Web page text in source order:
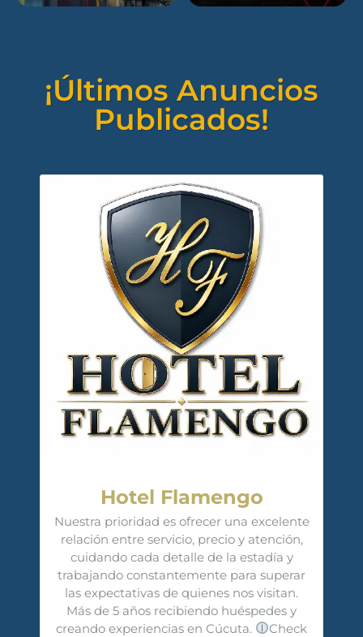
¡Últimos Anuncios
Publicados!
Hotel Flamengo
Nuestra prioridad es ofrecer una excelente
relación entre servicio, precio y atención,
cuidando cada detalle de la estadía y
trabajando constantemente para superar
las expectativas de quienes nos visitan.
Más de 5 años recibiendo huéspedes y
creando experiencias en Cúcuta.
Check